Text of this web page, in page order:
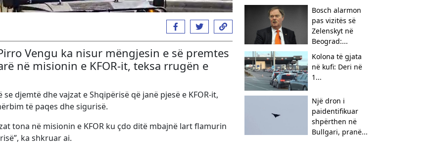
Vengu ka nisur mëngjesin e së premtes
në misionin e KFOR-it, teksa rrugën e
djemtë dhe vajzat e Shqipërisë që janë pjesë e KFOR-it,
të paqes dhe sigurisë.
tona në misionin e KFOR ku çdo ditë mbajnë lart flamurin
ka shkruar ai.
Bosch alarmon
pas vizitës së
Zelenskyt në
Beograd:...
Kolona të gjata
në kufi: Deri në
1...
Një dron i
paidentifikuar
shpërthen në
Bullgari, pranë...